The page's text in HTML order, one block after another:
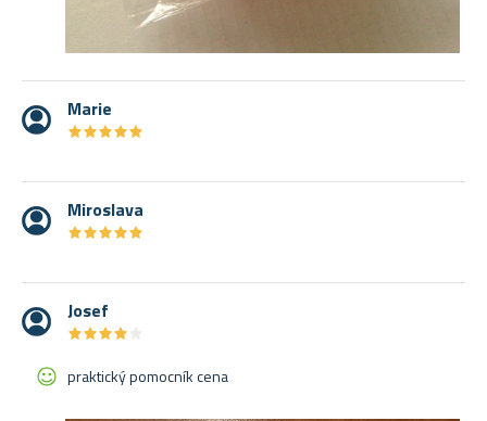
Marie
★★★★★
★★★★★
Miroslava
★★★★★
★★★★★
Josef
★★★★
★★★★
praktický pomocník cena